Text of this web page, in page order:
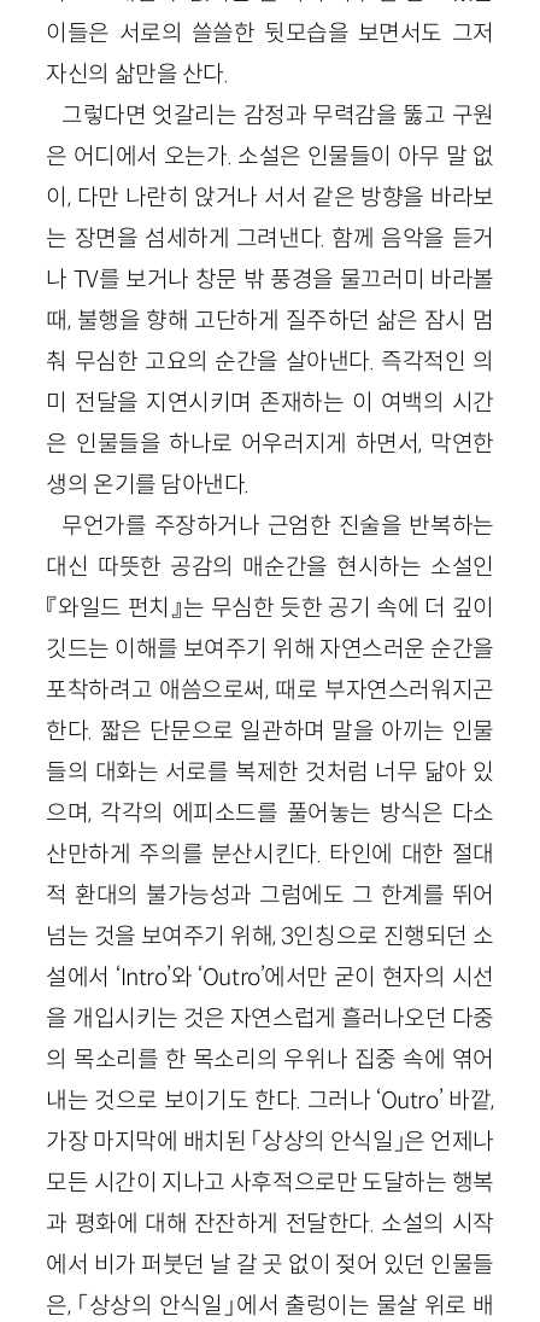
이들은 서로의 쓸쓸한 뒷모습을 보면서도 그저
자신의 삶만을 산다.
그렇다면 엇갈리는 감정과 무력감을 뚫고 구원
은 어디에서 오는가. 소설은 인물들이 아무 말 없
이, 다만 나란히 앉거나 서서 같은 방향을 바라보
는 장면을 섬세하게 그려낸다. 함께 음악을 듣거
나 TV를 보거나 창문 밖 풍경을 물끄러미 바라볼
때, 불행을 향해 고단하게 질주하던 삶은 잠시 멈
춰 무심한 고요의 순간을 살아낸다. 즉각적인 의
미 전달을 지연시키며 존재하는 이 여백의 시간
은 인물들을 하나로 어우러지게 하면서, 막연한
생의 온기를 담아낸다.
무언가를 주장하거나 근엄한 진술을 반복하는
대신 따뜻한 공감의 매순간을 현시하는 소설인
『와일드 펀치』는 무심한 듯한 공기 속에 더 깊이
깃드는 이해를 보여주기 위해 자연스러운 순간을
포착하려고 애씀으로써, 때로 부자연스러워지곤
한다. 짧은 단문으로 일관하며 말을 아끼는 인물
들의 대화는 서로를 복제한 것처럼 너무 닮아 있
으며, 각각의 에피소드를 풀어놓는 방식은 다소
산만하게 주의를 분산시킨다. 타인에 대한 절대
적 환대의 불가능성과 그럼에도 그 한계를 뛰어
넘는 것을 보여주기 위해, 3인칭으로 진행되던 소
설에서 ‘Intro’와 ‘Outro’에서만 굳이 현자의 시선
을 개입시키는 것은 자연스럽게 흘러나오던 다중
의 목소리를 한 목소리의 우위나 집중 속에 엮어
내는 것으로 보이기도 한다. 그러나 ‘Outro’ 바깥,
가장 마지막에 배치된 「상상의 안식일」은 언제나
모든 시간이 지나고 사후적으로만 도달하는 행복
과 평화에 대해 잔잔하게 전달한다. 소설의 시작
에서 비가 퍼붓던 날 갈 곳 없이 젖어 있던 인물들
은, 「상상의 안식일」에서 출렁이는 물살 위로 배